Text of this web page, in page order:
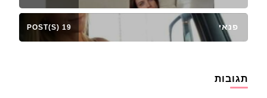
פנאי 19 POST(S)
תגובות